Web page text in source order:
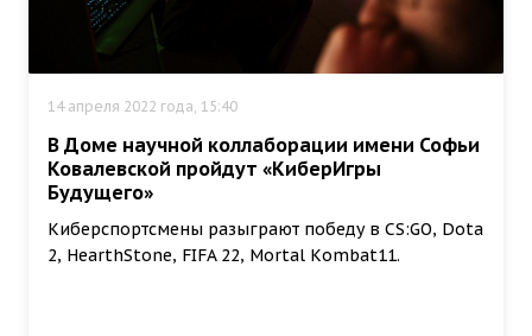
14 апреля 2022 года, 15:40
В Доме научной коллаборации имени Софьи
Ковалевской пройдут «КиберИгры
Будущего»
Киберспортсмены разыграют победу в CS:GO, Dota
2, HearthStone, FIFA 22, Мortal Кombat11.